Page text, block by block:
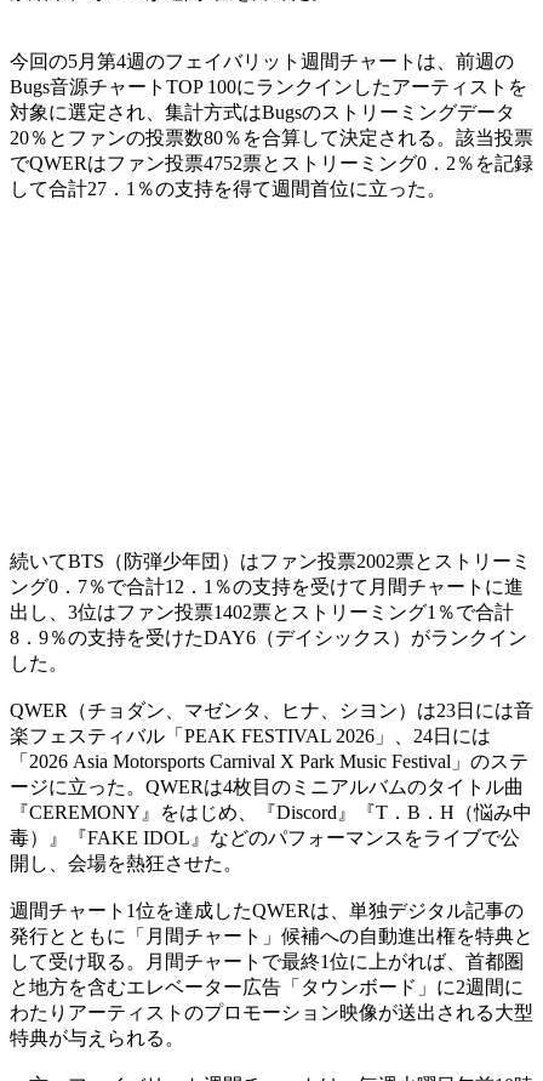
今回の5月第4週のフェイバリット週間チャートは、前週の
Bugs音源チャートTOP 100にランクインしたアーティストを
対象に選定され、集計方式はBugsのストリーミングデータ
20％とファンの投票数80％を合算して決定される。該当投票
でQWERはファン投票4752票とストリーミング0．2％を記録
して合計27．1％の支持を得て週間首位に立った。
続いてBTS（防弾少年団）はファン投票2002票とストリーミ
ング0．7％で合計12．1％の支持を受けて月間チャートに進
出し、3位はファン投票1402票とストリーミング1％で合計
8．9％の支持を受けたDAY6（デイシックス）がランクイン
した。
QWER（チョダン、マゼンタ、ヒナ、シヨン）は23日には音
楽フェスティバル「PEAK FESTIVAL 2026」、24日には
「2026 Asia Motorsports Carnival X Park Music Festival」のステ
ージに立った。QWERは4枚目のミニアルバムのタイトル曲
『CEREMONY』をはじめ、『Discord』『T．B．H（悩み中
毒）』『FAKE IDOL』などのパフォーマンスをライブで公
開し、会場を熱狂させた。
週間チャート1位を達成したQWERは、単独デジタル記事の
発行とともに「月間チャート」候補への自動進出権を特典と
して受け取る。月間チャートで最終1位に上がれば、首都圏
と地方を含むエレベーター広告「タウンボード」に2週間に
わたりアーティストのプロモーション映像が送出される大型
特典が与えられる。